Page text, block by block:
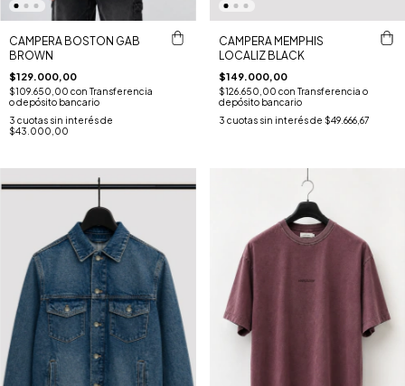
CAMPERA BOSTON GAB
BROWN
$129.000,00
$109.650,00 con Transferencia
o depósito bancario
3 cuotas sin interés de
$43.000,00
CAMPERA MEMPHIS
LOCALIZ BLACK
$149.000,00
$126.650,00 con Transferencia o
depósito bancario
3 cuotas sin interés de $49.666,67